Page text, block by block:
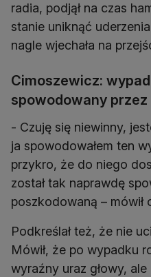
radia, podjął na czas
stanie uniknąć
nagle wjechała na
Cimoszewicz:
spowodowany
- Czuję się niewinny,
ja spowodowałem ten
przykro, że do niego
został tak naprawdę
Podkreślał też, że nie
Mówił, że po wypadku
wyraźny uraz głowy,